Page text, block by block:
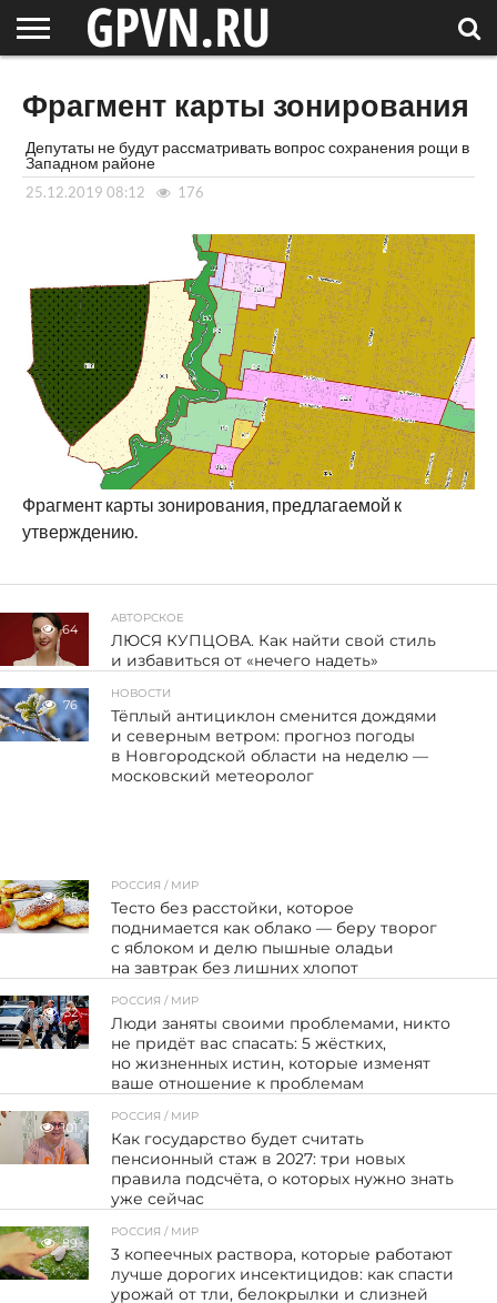
СОСЕДЕЙ
/ МИР
Фрагмент карты зонирования
Депутаты не будут рассматривать вопрос сохранения рощи в
Западном районе
25.12.2019 08:12 176
Фрагмент карты зонирования, предлагаемой к
утверждению.
64
АВТОРСКОЕ
ЛЮСЯ КУПЦОВА. Как найти свой стиль
и избавиться от «нечего надеть»
76
НОВОСТИ
Тёплый антициклон сменится дождями
и северным ветром: прогноз погоды
в Новгородской области на неделю —
московский метеоролог
65
РОССИЯ / МИР
Тесто без расстойки, которое
поднимается как облако — беру творог
с яблоком и делю пышные оладьи
на завтрак без лишних хлопот
32
РОССИЯ / МИР
Люди заняты своими проблемами, никто
не придёт вас спасать: 5 жёстких,
но жизненных истин, которые изменят
ваше отношение к проблемам
101
РОССИЯ / МИР
Как государство будет считать
пенсионный стаж в 2027: три новых
правила подсчёта, о которых нужно знать
уже сейчас
89
РОССИЯ / МИР
3 копеечных раствора, которые работают
лучше дорогих инсектицидов: как спасти
урожай от тли, белокрылки и слизней